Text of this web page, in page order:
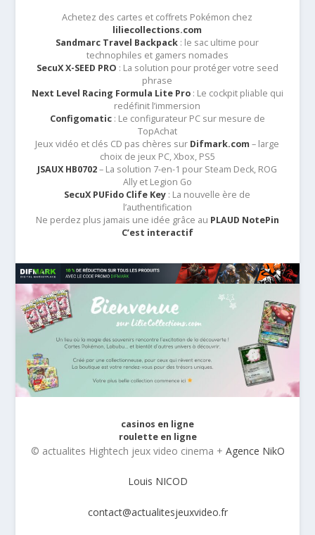
Achetez des cartes et coffrets Pokémon chez
liliecollections.com
Sandmarc Travel Backpack : le sac ultime pour
technophiles et gamers nomades
SecuX X-SEED PRO : La solution pour protéger votre seed
phrase
Next Level Racing Formula Lite Pro: Le cockpit pliable qui
redéfinit l’immersion
Configomatic: Le configurateur PC sur mesure de
TopAchat
Jeux vidéo et clés CD pas chères sur Difmark.com – large
choix de jeux PC, Xbox, PS5
JSAUX HB0702– La solution 7-en-1 pour Steam Deck, ROG
Ally et Legion Go
SecuX PUFido Clife Key : La nouvelle ère de
l’authentification
Ne perdez plus jamais une idée grâce au PLAUD NotePin
C’est interactif
casinos en ligne
roulette en ligne
© actualites Hightech jeux video cinema + Agence NikO
Louis NICOD
contact@actualitesjeuxvideo.fr